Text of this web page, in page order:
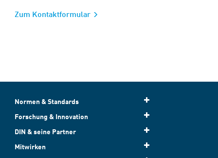
Zum Kontaktformular
Normen & Standards
Forschung & Innovation
DIN & seine Partner
Mitwirken